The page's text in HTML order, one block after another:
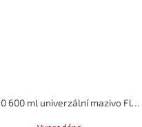
WD-40 600 ml univerzální mazivo Flexible, ohebná trubice